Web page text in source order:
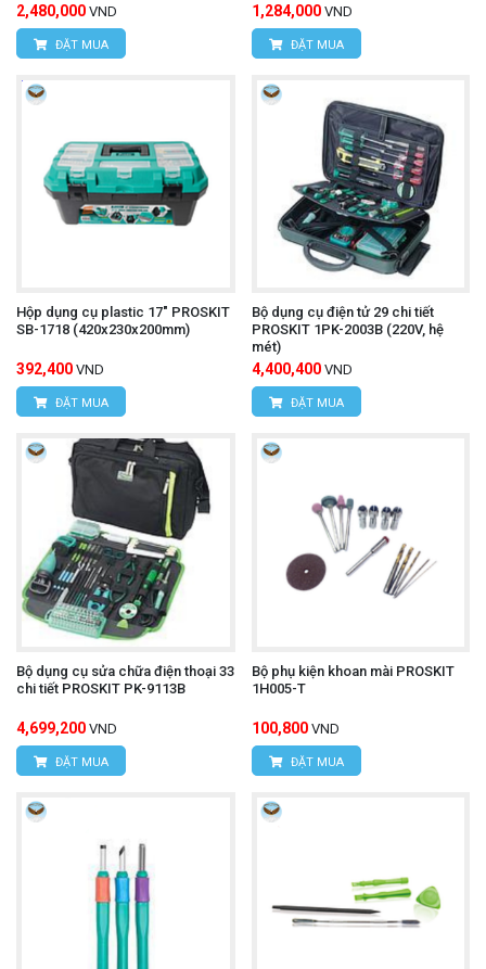
2,480,000 VND
ĐẶT MUA
1,284,000 VND
ĐẶT MUA
Hộp dụng cụ plastic 17" PROSKIT
SB-1718 (420x230x200mm)
392,400 VND
ĐẶT MUA
Bộ dụng cụ điện tử 29 chi tiết
PROSKIT 1PK-2003B (220V, hệ
mét)
4,400,400 VND
ĐẶT MUA
Bộ dụng cụ sửa chữa điện thoại 33
chi tiết PROSKIT PK-9113B
4,699,200 VND
ĐẶT MUA
Bộ phụ kiện khoan mài PROSKIT
1H005-T
100,800 VND
ĐẶT MUA